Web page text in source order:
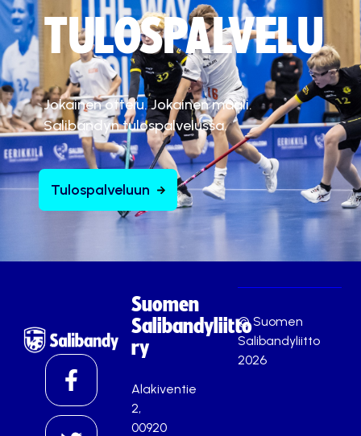
TULOSPALVELU
Jokainen ottelu. Jokainen maali.
Salibandyn tulospalvelussa.
Tulospalveluun
Suomen
Salibandyliitto
ry
Alakiventie
2,
00920
© Suomen
Salibandyliitto
2026